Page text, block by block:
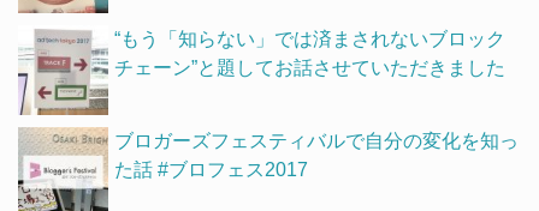
“もう「知らない」では済まされないブロック
チェーン”と題してお話させていただきました
ブロガーズフェスティバルで自分の変化を知っ
た話 #ブロフェス2017